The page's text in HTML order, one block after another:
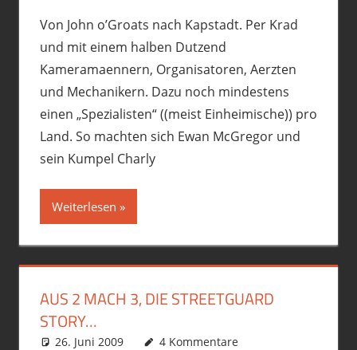
Von John o’Groats nach Kapstadt. Per Krad
und mit einem halben Dutzend
Kameramaennern, Organisatoren, Aerzten
und Mechanikern. Dazu noch mindestens
einen „Spezialisten“ ((meist Einheimische)) pro
Land. So machten sich Ewan McGregor und
sein Kumpel Charly
Weiterlesen
AUS 2 MACH 3, DIE STREETGUARD
STORY…
26. Juni 2009 phil
Ausrüstung/Equipment
4 Kommentare